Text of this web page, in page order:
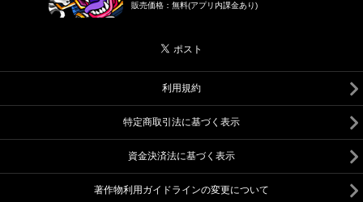
販売価格 ：無料(アプリ内課金あり)
利用規約
特定商取引法に基づく表示
資金決済法に基づく表示
著作物利用ガイドラインの変更について